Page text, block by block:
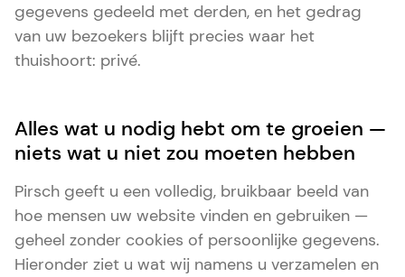
gegevens gedeeld met derden, en het gedrag
van uw bezoekers blijft precies waar het
thuishoort: privé.
Alles wat u nodig hebt om te groeien —
niets wat u niet zou moeten hebben
Pirsch geeft u een volledig, bruikbaar beeld van
hoe mensen uw website vinden en gebruiken —
geheel zonder cookies of persoonlijke gegevens.
Hieronder ziet u wat wij namens u verzamelen en